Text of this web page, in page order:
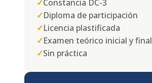
✓Constancia DC-3
✓Diploma de participación
✓Licencia plastificada
✓Examen teórico inicial y final
✓Sin práctica